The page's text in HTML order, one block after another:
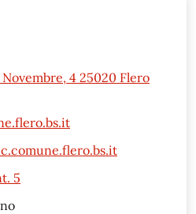
4 25020 Flero
5